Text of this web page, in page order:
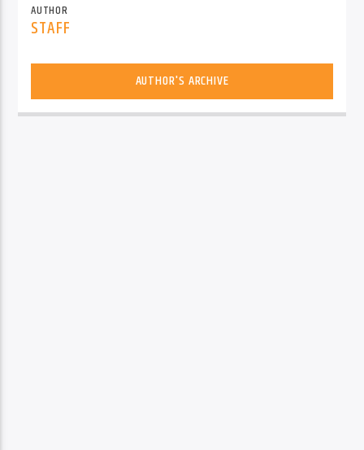
AUTHOR
STAFF
AUTHOR'S ARCHIVE